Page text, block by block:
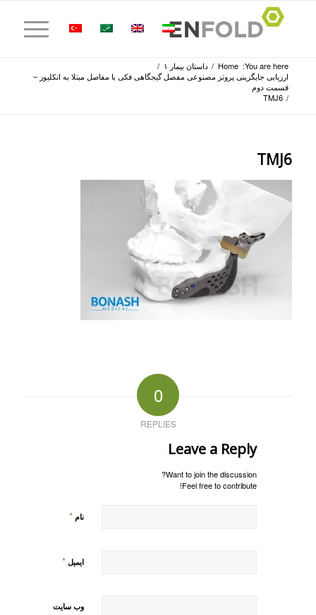
You are here:
Home
/ داستان بیمار ۱
/
ارزیابی جایگزینی پروتز مصنوعی مفصل گیجگاهی فکی با مفاصل مبتلا به انکلیوز –
قسمت دوم
/
TMJ6
TMJ6
0
REPLIES
Leave a Reply
Want to join the discussion?
Feel free to contribute!
نام *
ایمیل *
وب‌ سایت